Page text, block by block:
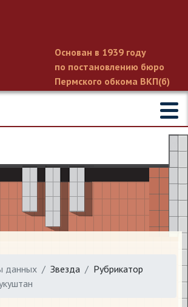
Основан в 1939 году
по постановлению бюро
Пермского обкома ВКП(б)
данных Звезда
Рубрикатор